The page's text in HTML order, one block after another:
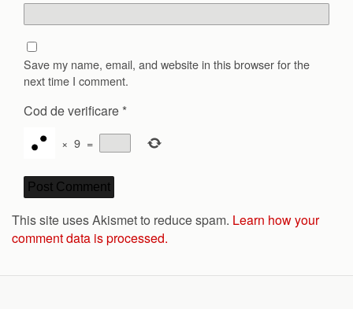
Save my name, email, and website in this browser for the
next time I comment.
Cod de verificare *
× 9 =
This site uses Akismet to reduce spam. Learn how your
comment data is processed.